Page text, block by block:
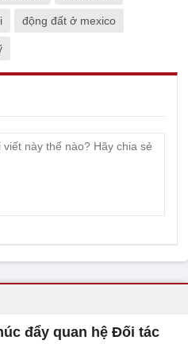
động đất ở mexico
đẩy quan hệ Đối tác